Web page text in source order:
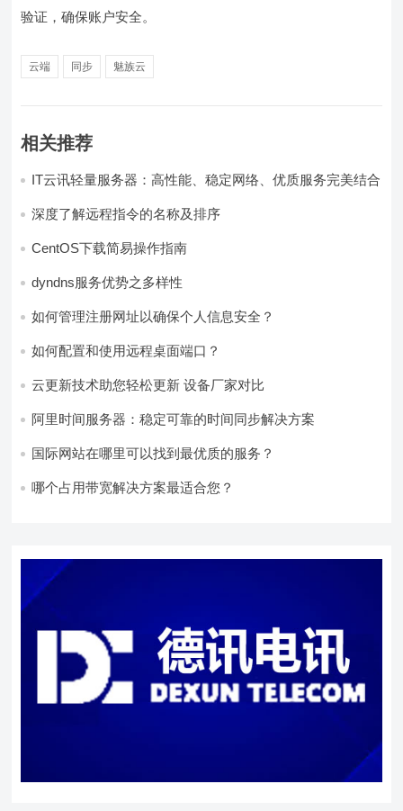
验证，确保账户安全。
云端 同步 魅族云
相关推荐
IT云讯轻量服务器：高性能、稳定网络、优质服务完美结合
深度了解远程指令的名称及排序
CentOS下载简易操作指南
dyndns服务优势之多样性
如何管理注册网址以确保个人信息安全？
如何配置和使用远程桌面端口？
云更新技术助您轻松更新 设备厂家对比
阿里时间服务器：稳定可靠的时间同步解决方案
国际网站在哪里可以找到最优质的服务？
哪个占用带宽解决方案最适合您？